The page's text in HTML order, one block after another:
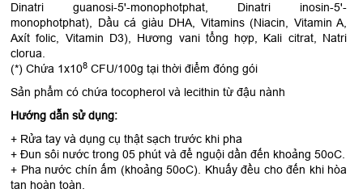
Dinatri guanosi-5'-monophotphat, Dinatri inosin-5'-
monophotphat), Dầu cá giàu DHA, Vitamins (Niacin, Vitamin A,
Axít folic, Vitamin D3), Hương vani tổng hợp, Kali citrat, Natri
clorua.
(*) Chứa 1x108 CFU/100g tại thời điểm đóng gói
Sản phẩm có chứa tocopherol và lecithin từ đậu nành
Hướng dẫn sử dụng:
+ Rửa tay và dụng cụ thật sạch trước khi pha
+ Đun sôi nước trong 05 phút và để nguội dần đến khoảng 50oC.
+ Pha nước chín ấm (khoảng 50oC). Khuấy đều cho đến khi hòa
tan hoàn toàn.